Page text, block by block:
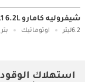
شيفروليه كامارو ZL1 6.2L
6.2ليتر اوتوماتيك
استهلاك